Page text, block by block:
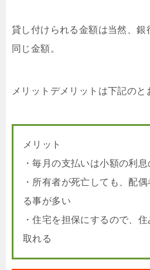
貸し付けられる金額は当然、銀
同じ金額。
メリットデメリットは下記のと
メリット
・毎月の支払いは小額の利息
・所有者が死亡しても、配
る事が多い
・住宅を担保にするので、
取れる